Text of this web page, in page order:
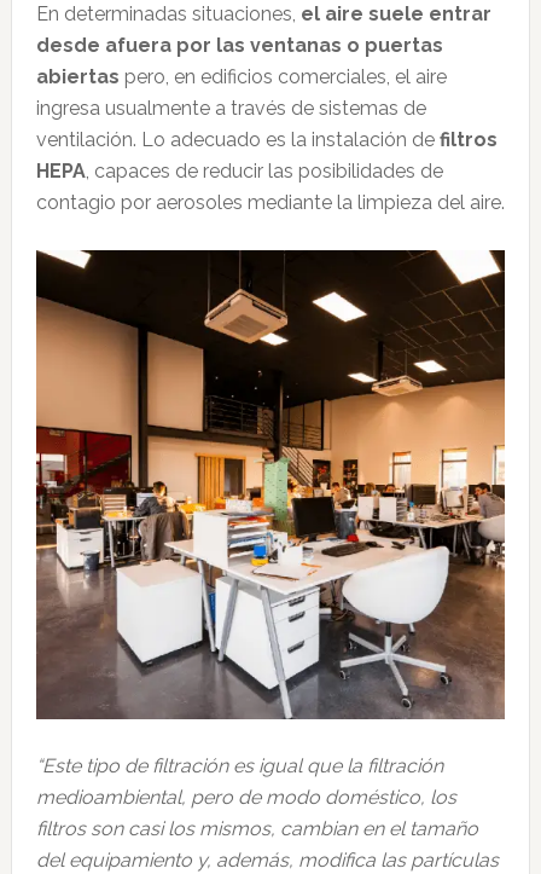
En determinadas situaciones, el aire suele entrar
desde afuera por las ventanas o puertas
abiertas pero, en edificios comerciales, el aire
ingresa usualmente a través de sistemas de
ventilación. Lo adecuado es la instalación de filtros
HEPA, capaces de reducir las posibilidades de
contagio por aerosoles mediante la limpieza del aire.
“Este tipo de filtración es igual que la filtración
medioambiental, pero de modo doméstico, los
filtros son casi los mismos, cambian en el tamaño
del equipamiento y, además, modifica las partículas